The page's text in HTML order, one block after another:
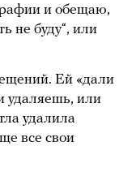
и обещаю,
не буду“, или
Ей «дали
удаляешь, или
удалила
все свои